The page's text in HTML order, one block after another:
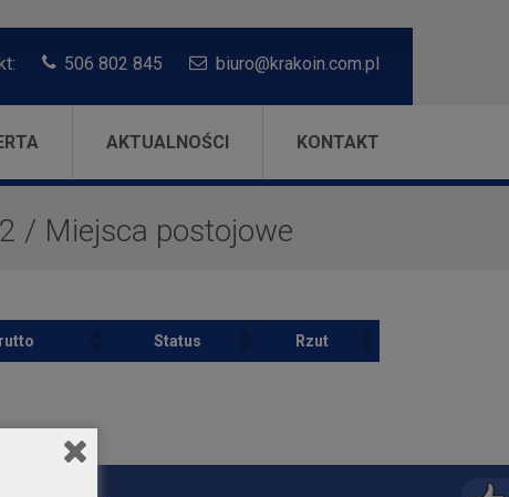
506 802 845 biuro@krakoin.com.pl
AKTUALNOŚCI KONTAKT
/ Miejsca postojowe
Status Rzut